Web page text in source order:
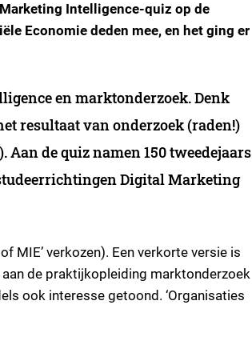
Intelligence-quiz op de
Economie deden mee, en het ging er
en marktonderzoek. Denk
resultaat van onderzoek (raden!)
de quiz namen 150 tweedejaars
Digital Marketing
MIE’ verkozen). Een verkorte versie is
de praktijkopleiding marktonderzoek
ook interesse getoond. ‘Organisaties